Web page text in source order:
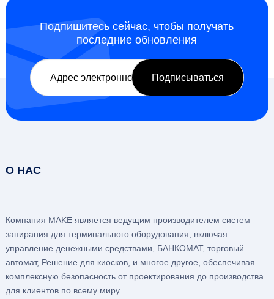
Подпишитесь сейчас, чтобы получать
последние обновления
О НАС
Компания MAKE является ведущим производителем систем
запирания для терминального оборудования, включая
управление денежными средствами, БАНКОМАТ, торговый
автомат, Решение для киосков, и многое другое, обеспечивая
комплексную безопасность от проектирования до производства
для клиентов по всему миру.